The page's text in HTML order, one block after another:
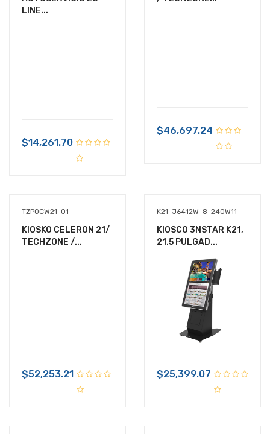
LINE...
$14,261.70
$46,697.24
TZPOCW21-01
KIOSKO CELERON 21/
TECHZONE /...
$52,253.21
K21-J6412W-8-240W11
KIOSCO 3NSTAR K21,
21.5 PULGAD...
$25,399.07